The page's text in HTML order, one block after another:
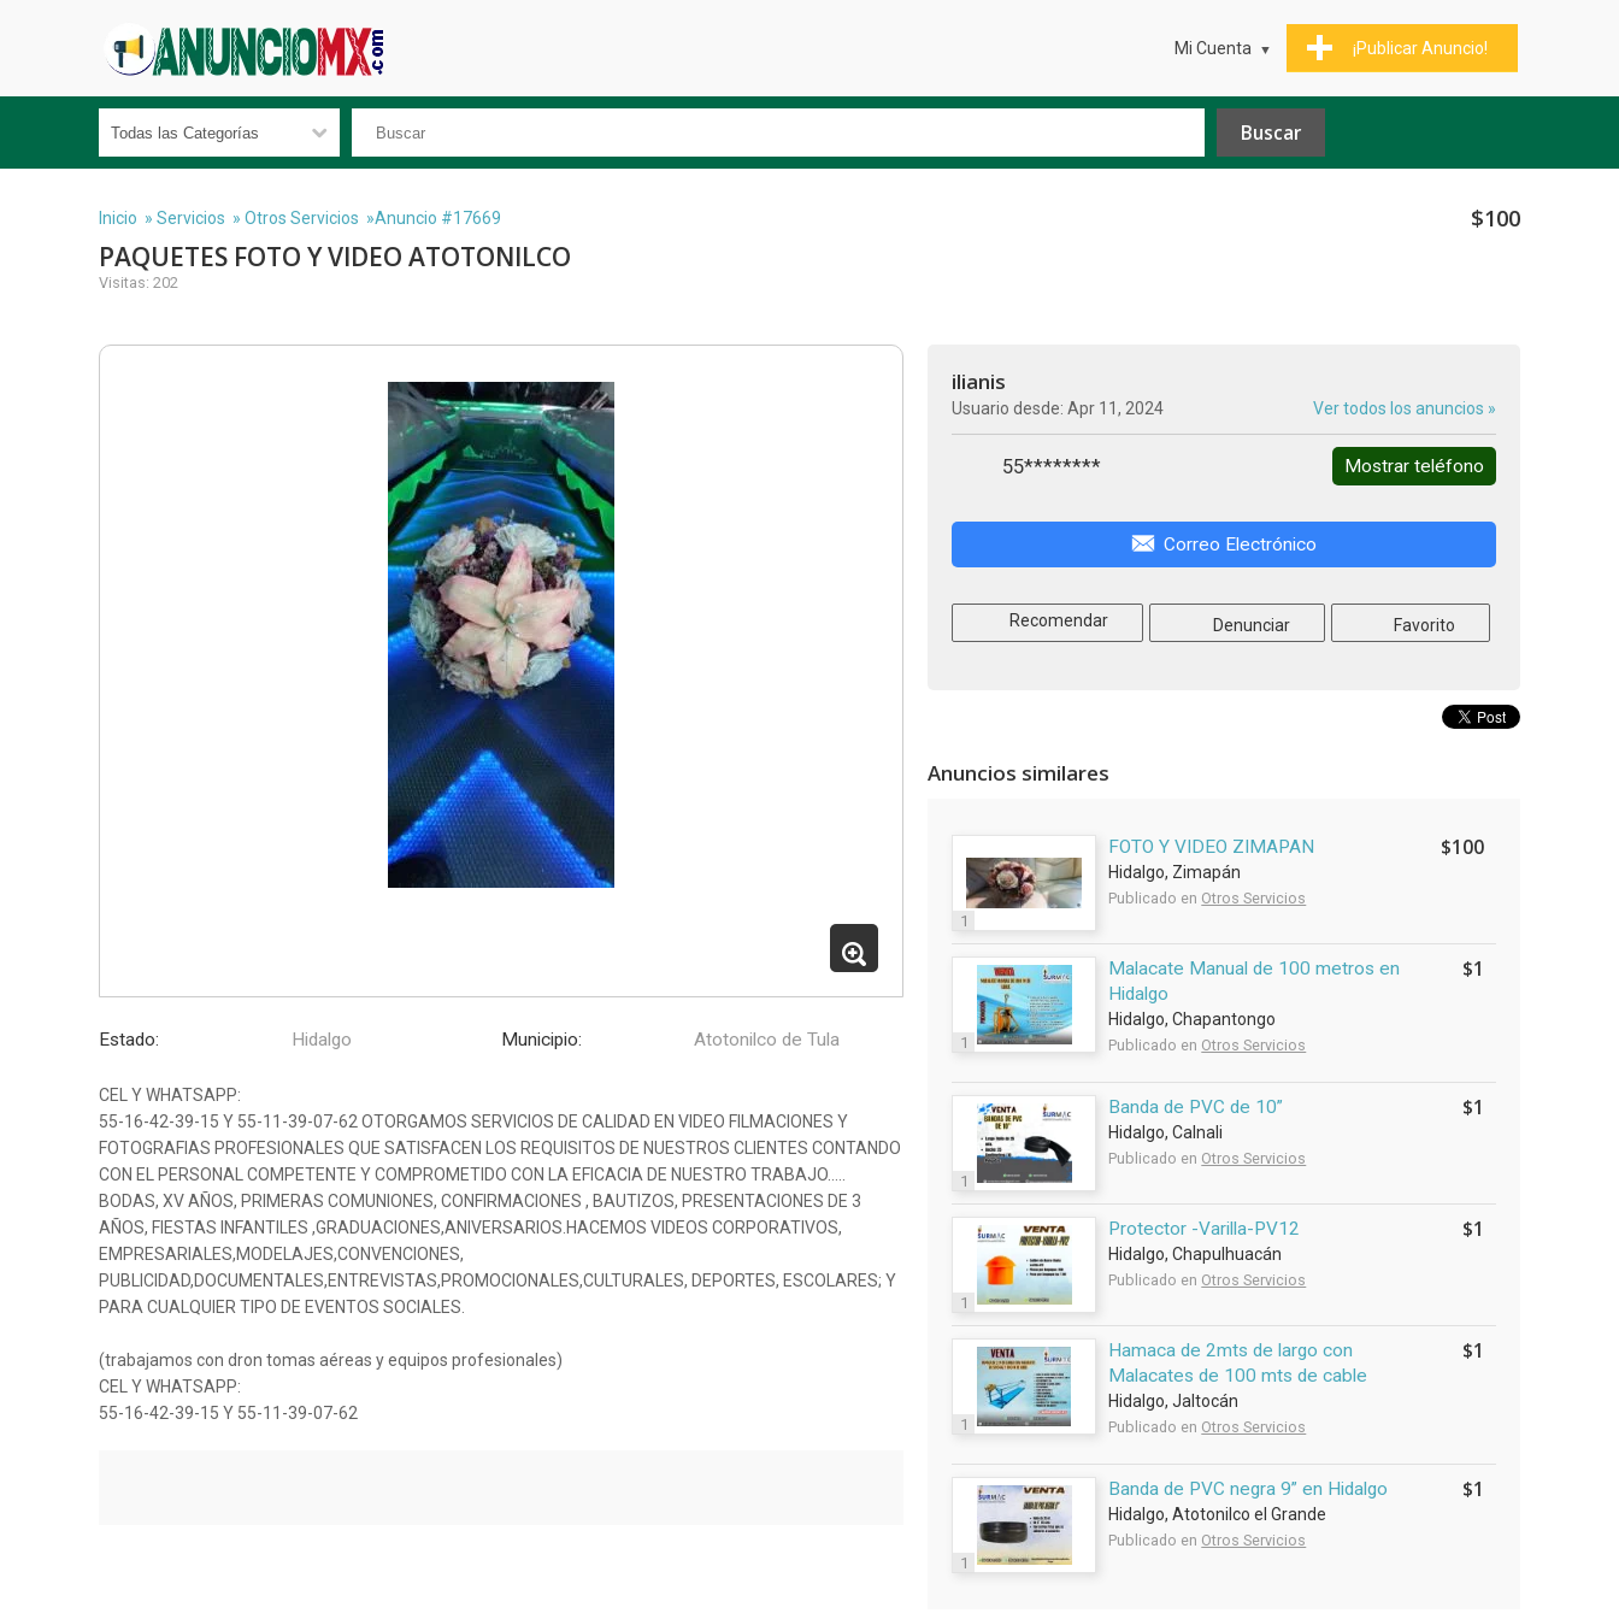
¡Publicar Anuncio!
Mi Cuenta
Inicio » Servicios » Otros Servicios »Anuncio #17669 $100
PAQUETES FOTO Y VIDEO ATOTONILCO
Visitas: 202
Estado: Hidalgo Municipio: Atotonilco de Tula
CEL Y WHATSAPP:
55-16-42-39-15 Y 55-11-39-07-62 OTORGAMOS SERVICIOS DE CALIDAD EN VIDEO FILMACIONES Y
FOTOGRAFIAS PROFESIONALES QUE SATISFACEN LOS REQUISITOS DE NUESTROS CLIENTES CONTANDO
CON EL PERSONAL COMPETENTE Y COMPROMETIDO CON LA EFICACIA DE NUESTRO TRABAJO…..
BODAS, XV AÑOS, PRIMERAS COMUNIONES, CONFIRMACIONES , BAUTIZOS, PRESENTACIONES DE 3
AÑOS, FIESTAS INFANTILES ,GRADUACIONES,ANIVERSARIOS.HACEMOS VIDEOS CORPORATIVOS,
EMPRESARIALES,MODELAJES,CONVENCIONES,
PUBLICIDAD,DOCUMENTALES,ENTREVISTAS,PROMOCIONALES,CULTURALES, DEPORTES, ESCOLARES; Y
PARA CUALQUIER TIPO DE EVENTOS SOCIALES.
(trabajamos con dron tomas aéreas y equipos profesionales)
CEL Y WHATSAPP:
55-16-42-39-15 Y 55-11-39-07-62
ilianis
Usuario desde: Apr 11, 2024 Ver todos los anuncios »
55******** Mostrar teléfono
Correo Electrónico
Recomendar Denunciar Favorito
Anuncios similares
1
FOTO Y VIDEO ZIMAPAN
Hidalgo, Zimapán
Publicado en Otros Servicios
$100
1
Malacate Manual de 100 metros en
Hidalgo
Hidalgo, Chapantongo
Publicado en Otros Servicios
$1
1
Banda de PVC de 10”
Hidalgo, Calnali
Publicado en Otros Servicios
$1
1
Protector -Varilla-PV12
Hidalgo, Chapulhuacán
Publicado en Otros Servicios
$1
1
Hamaca de 2mts de largo con
Malacates de 100 mts de cable
Hidalgo, Jaltocán
Publicado en Otros Servicios
$1
1
Banda de PVC negra 9” en Hidalgo
Hidalgo, Atotonilco el Grande
Publicado en Otros Servicios
$1